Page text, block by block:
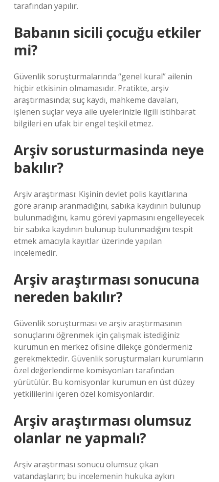
tarafından yapılır.
Babanın sicili çocuğu etkiler
mi?
Güvenlik soruşturmalarında “genel kural” ailenin
hiçbir etkisinin olmamasıdır. Pratikte, arşiv
araştırmasında; suç kaydı, mahkeme davaları,
işlenen suçlar veya aile üyelerinizle ilgili istihbarat
bilgileri en ufak bir engel teşkil etmez.
Arşiv sorusturmasinda neye
bakılır?
Arşiv araştırması: Kişinin devlet polis kayıtlarına
göre aranıp aranmadığını, sabıka kaydının bulunup
bulunmadığını, kamu görevi yapmasını engelleyecek
bir sabıka kaydının bulunup bulunmadığını tespit
etmek amacıyla kayıtlar üzerinde yapılan
incelemedir.
Arşiv araştırması sonucuna
nereden bakılır?
Güvenlik soruşturması ve arşiv araştırmasının
sonuçlarını öğrenmek için çalışmak istediğiniz
kurumun en merkez ofisine dilekçe göndermeniz
gerekmektedir. Güvenlik soruşturmaları kurumların
özel değerlendirme komisyonları tarafından
yürütülür. Bu komisyonlar kurumun en üst düzey
yetkililerini içeren özel komisyonlardır.
Arşiv araştırması olumsuz
olanlar ne yapmalı?
Arşiv araştırması sonucu olumsuz çıkan
vatandaşların; bu incelemenin hukuka aykırı